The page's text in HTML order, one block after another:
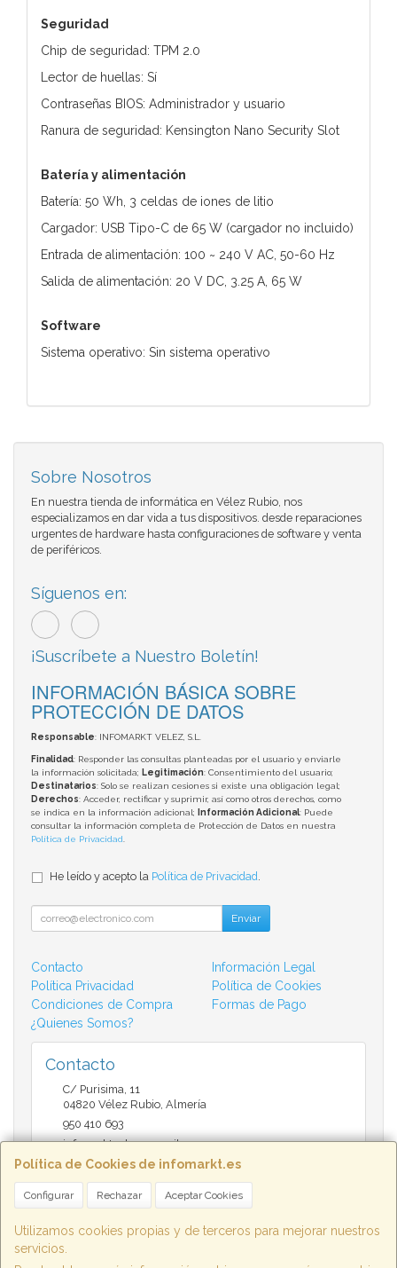
Seguridad
Chip de seguridad: TPM 2.0
Lector de huellas: Sí
Contraseñas BIOS: Administrador y usuario
Ranura de seguridad: Kensington Nano Security Slot
Batería y alimentación
Batería: 50 Wh, 3 celdas de iones de litio
Cargador: USB Tipo-C de 65 W (cargador no incluido)
Entrada de alimentación: 100 ~ 240 V AC, 50-60 Hz
Salida de alimentación: 20 V DC, 3.25 A, 65 W
Software
Sistema operativo: Sin sistema operativo
Política de Cookies de infomarkt.es
Configurar Rechazar Aceptar Cookies
Utilizamos cookies propias y de terceros para mejorar nuestros
servicios.
Sobre Nosotros
En nuestra tienda de informática en Vélez Rubio, nos
especializamos en dar vida a tus dispositivos. desde reparaciones
urgentes de hardware hasta configuraciones de software y venta
de periféricos.
Síguenos en:
¡Suscríbete a Nuestro Boletín!
INFORMACIÓN BÁSICA SOBRE
PROTECCIÓN DE DATOS
Responsable: INFOMARKT VELEZ, S.L.
Finalidad: Responder las consultas planteadas por el usuario y enviarle
la información solicitada; Legitimación: Consentimiento del usuario;
Destinatarios: Solo se realizan cesiones si existe una obligación legal;
Derechos: Acceder, rectificar y suprimir, así como otros derechos, como
se indica en la información adicional;
Información Adicional: Puede
consultar la información completa de Protección de Datos en nuestra
Política de Privacidad
He leído y acepto la Política de Privacidad
Enviar
Contacto
Información Legal
Política Privacidad
Política de Cookies
Condiciones de Compra
Formas de Pago
¿Quienes Somos?
Contacto
C/ Purisima, 11
04820 Vélez Rubio Almería
950 410 693
infomarktvelez@gmail.com
Horario
9:30 a 14:00 y de 17:00 a 20:30